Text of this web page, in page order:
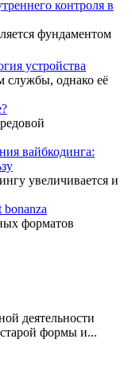
контроля в
фундаментом
устройства
службы, однако её
вайбкодинга:
увеличивается и
форматов
деятельности
старой формы и...